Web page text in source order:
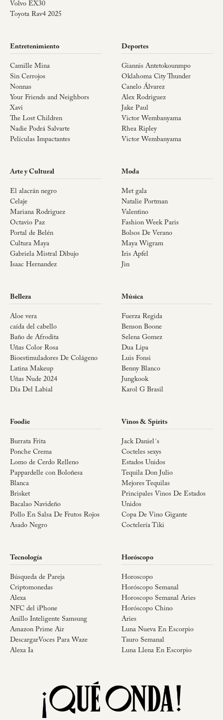
Volvo EX30
Toyota Rav4 2025
Entretenimiento
Camille Mina
Sin Cerrojos
Nonnas
Your Friends and Neighbors
Xavi
The Lost Children
Nadie Podrá Salvarte
Películas Impactantes
Deportes
Giannis Antetokounmpo
Oklahoma City Thunder
Canelo Álvarez
Alex Rodriguez
Jake Paul
Victor Wembanyama
Rhea Ripley
Victor Wembanyama
Arte y Cultural
El alacrán negro
Celaje
Mariana Rodriguez
Octavio Paz
Portal de Belén
Cultura Maya
Gabriela Mistral Dibujo
Isaac Hernandez
Moda
Met gala
Natalie Portman
Valentino
Fashion Week Paris
Bolsos De Verano
Maya Wigram
Iris Apfel
Jin
Belleza
Aloe vera
caída del cabello
Baño de Afrodita
Uñas Color Rosa
Bioestimuladores De Colágeno
Latina Makeup
Uñas Nude 2024
Día Del Labial
Música
Fuerza Regida
Benson Boone
Selena Gomez
Dua Lipa
Luis Fonsi
Benny Blanco
Jungkook
Karol G Brasil
Foodie
Burrata Frita
Ponche Crema
Lomo de Cerdo Relleno
Pappardelle con Boloñesa
Blanca
Brisket
Bacalao Navideño
Pollo En Salsa De Frutos Rojos
Asado Negro
Vinos & Spirits
Jack Daniel´s
Cocteles sexys
Estados Unidos
Tequila Don Julio
Mejores Tequilas
Principales Vinos De Estados
Unidos
Copa De Vino Gigante
Coctelería Tiki
Tecnología
Búsqueda de Pareja
Criptomonedas
Alexa
NFC del iPhone
Anillo Inteligente Samsung
Amazon Prime Air
DescargarVoces Para Waze
Alexa Ia
Horóscopo
Horoscopo
Horóscopo Semanal
Horoscopo Semanal Aries
Horóscopo Chino
Aries
Luna Nueva En Escorpio
Tauro Semanal
Luna Llena En Escorpio